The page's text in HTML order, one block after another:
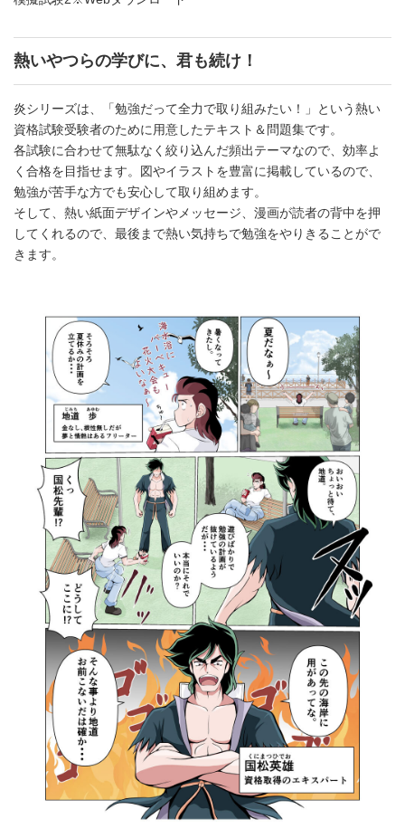
熱いやつらの学びに、君も続け！
炎シリーズは、「勉強だって全力で取り組みたい！」という熱い
資格試験受験者のために用意したテキスト＆問題集です。
各試験に合わせて無駄なく絞り込んだ頻出テーマなので、効率よ
く合格を目指せます。図やイラストを豊富に掲載しているので、
勉強が苦手な方でも安心して取り組めます。
そして、熱い紙面デザインやメッセージ、漫画が読者の背中を押
してくれるので、最後まで熱い気持ちで勉強をやりきることがで
きます。